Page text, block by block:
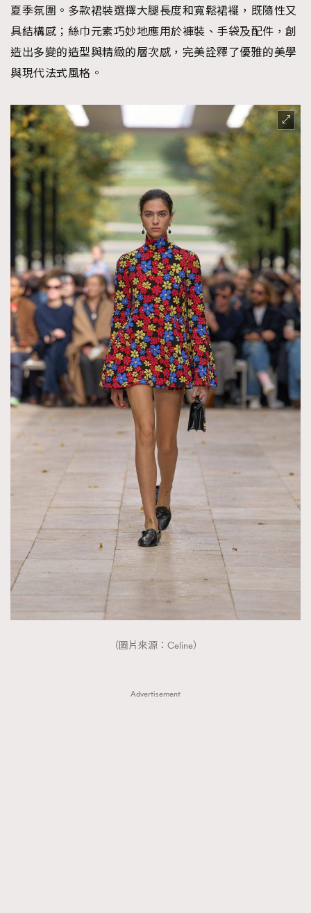
夏季氛圍。多款裙裝選擇大腿長度和寬鬆裙襬，既隨性又
具結構感；絲巾元素巧妙地應用於褲裝、手袋及配件，創
造出多變的造型與精緻的層次感，完美詮釋了優雅的美學
與現代法式風格。
（圖片來源：Celine）
Advertisement